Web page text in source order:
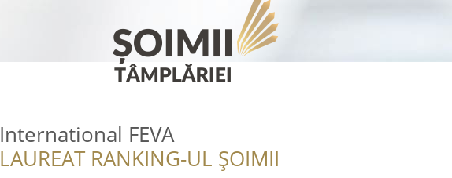
International FEVA
LAUREAT RANKING-UL ȘOIMII